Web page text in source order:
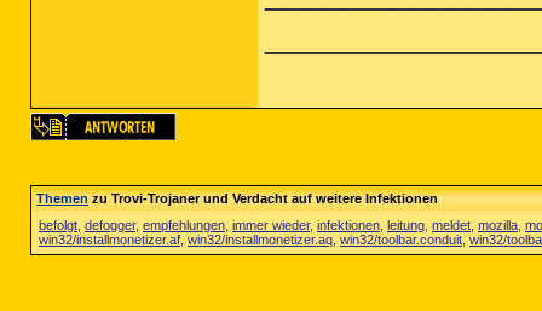
Themenzu Trovi-Trojaner und Verdacht auf weitere Infektionen
befolgt defogger, empfehlungen immer wieder, infektionen leitung meldet mozilla
win32/installmonetizer.af win32/installmonetizer.aq win32/toolbar.conduit win32/